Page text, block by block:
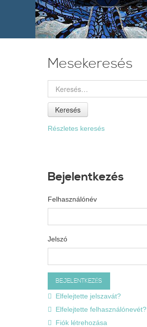
Mesekeresés
Keresés
Részletes keresés
Bejelentkezés
Felhasználónév
Jelszó
Elfelejtette jelszavát?
Elfelejtette felhasználónevét?
Fiók létrehozása